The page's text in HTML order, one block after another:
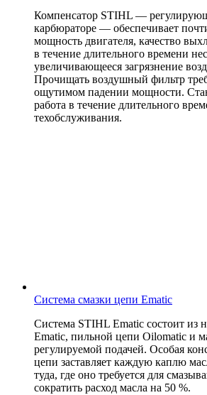
Компенсатор STIHL —
карбюраторе — обеспечивает
мощность двигателя, качество
в течение длительного времени
увеличивающееся загрязнение
Прочищать воздушный фильтр
ощутимом падении мощности.
работа в течение длительного
техобслуживания.
Система смазки цепи Ematic
Система STIHL Ematic состоит
Ematic, пильной цепи Oilomatic и
регулируемой подачей. Особая
цепи заставляет каждую каплю
туда, где оно требуется для
сократить расход масла на 50 %.